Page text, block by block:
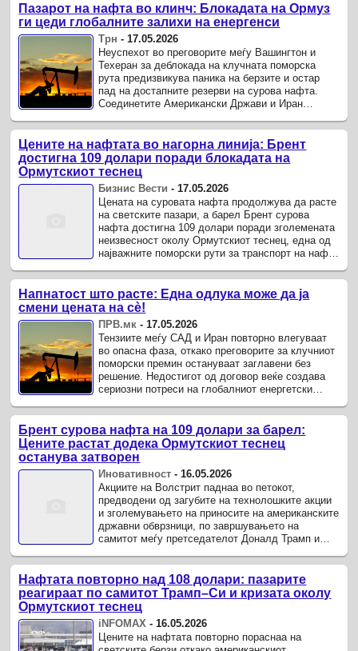
Пазарот на нафта во клинч: Блокадата на Ормуз
ги цеди глобалните залихи на енергенси
Трн - 17.05.2026
Неуспехот во преговорите меѓу Вашингтон и
Техеран за деблокада на клучната поморска
рута предизвикува паника на берзите и остар
пад на достапните резерви на сурова нафта.
Соединетите Американски Држави и Иран
Цените на нафтата во нагорна линија: Брент
достигна 109 долари поради блокадата на
Ормутскиот теснец
Бизнис Вести - 17.05.2026
Цената на суровата нафта продолжува да расте
на светските пазари, а барел Брент сурова
нафта достигна 109 долари поради зголемената
неизвесност околу Ормутскиот теснец, една од
најважните поморски рути за транспорт на нафта
Напнатост што расте: Една одлука може да ја
смени цената на сè!
ПРВ.мк - 17.05.2026
Тензиите меѓу САД и Иран повторно влегуваат
во опасна фаза, откако преговорите за клучниот
поморски премин остануваат заглавени без
решение. Недостигот од договор веќе создава
сериозни потреси на глобалниот енергетски
Брент сурова нафта на 109 долари за барел:
Цените растат додека Ормутскиот теснец
останува затворен
Иновативност -16.05.2026
Акциите на Волстрит паднаа во петокот,
предводени од загубите на технолошките акции
и зголемувањето на приносите на американските
државни обврзници, по завршувањето на
самитот меѓу претседателот Доналд Трамп и
Нафтата повторно над 108 долари: пазарите
реагираат по самитот Трамп–Си и кризата околу
Ормутскиот теснец
iNFOMAX -16.05.2026
Цените на нафтата повторно пораснаа на